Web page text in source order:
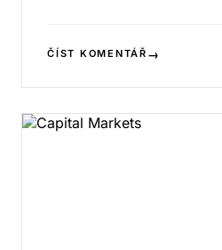
ČÍST KOMENTÁŘ →